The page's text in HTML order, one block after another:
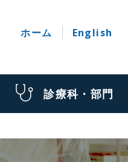
ホーム English
診療科・部門